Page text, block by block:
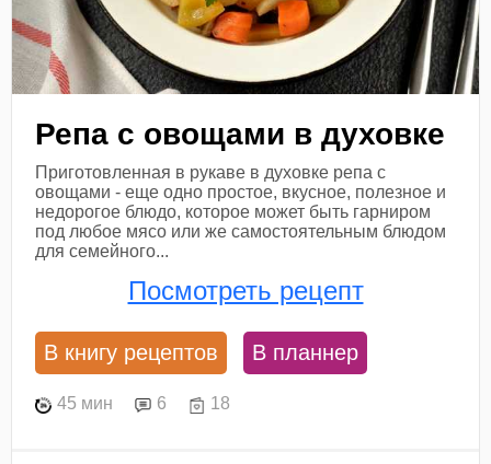
Репа с овощами в духовке
Приготовленная в рукаве в духовке репа с
овощами - еще одно простое, вкусное, полезное и
недорогое блюдо, которое может быть гарниром
под любое мясо или же самостоятельным блюдом
для семейного...
Посмотреть рецепт
В книгу рецептов В планнер
45 мин 6 18